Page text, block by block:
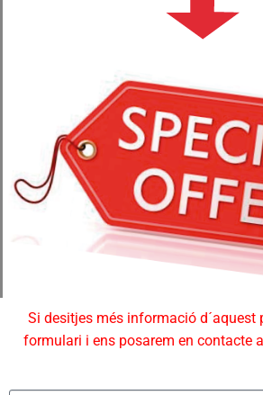
Si desitjes més informació d´aquest
formulari i ens posarem en contacte